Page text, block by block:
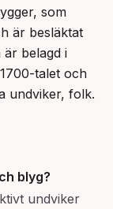
som
är besläktat
är belagd i
talet och
undviker, folk.
blyg?
undviker